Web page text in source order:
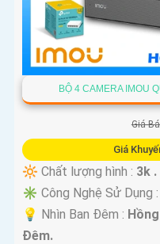
BỘ 4 CAMERA IMOU
Giá
Giá
🔆 Chất lượng hình : 3k .
✳️ Công Nghệ Sử Dụng :
💡 Nhìn Ban Đêm :
Ðêm.